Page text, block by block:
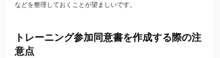
などを整理しておくことが望ましいです。
トレーニング参加同意書を作成する際の注
意点